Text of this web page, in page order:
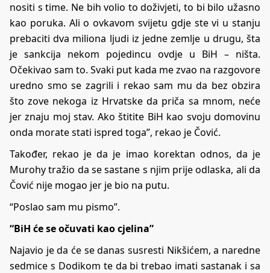
nositi s time. Ne bih volio to doživjeti, to bi bilo užasno
kao poruka. Ali o ovkavom svijetu gdje ste vi u stanju
prebaciti dva miliona ljudi iz jedne zemlje u drugu, šta
je sankcija nekom pojedincu ovdje u BiH – ništa.
Očekivao sam to. Svaki put kada me zvao na razgovore
uredno smo se zagrili i rekao sam mu da bez obzira
što zove nekoga iz Hrvatske da priča sa mnom, neće
jer znaju moj stav. Ako štitite BiH kao svoju domovinu
onda morate stati ispred toga”, rekao je Čović.
Također, rekao je da je imao korektan odnos, da je
Murohy tražio da se sastane s njim prije odlaska, ali da
Čović nije mogao jer je bio na putu.
“Poslao sam mu pismo”.
“BiH će se očuvati kao cjelina”
Najavio je da će se danas susresti Nikšićem, a naredne
sedmice s Dodikom te da bi trebao imati sastanak i sa